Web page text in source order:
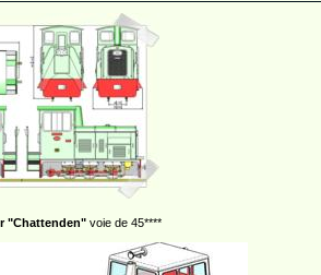
"Chattenden"voie de 45****